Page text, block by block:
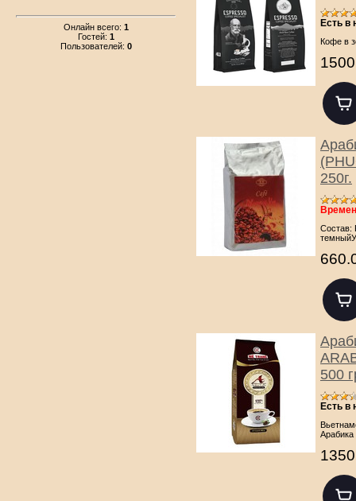
Онлайн всего: 1
Гостей: 1
Пользователей: 0
Есть в
Кофе в
250г.
Состав:
500
Есть в
Арабика